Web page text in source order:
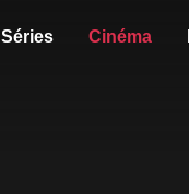
Séries Cinéma